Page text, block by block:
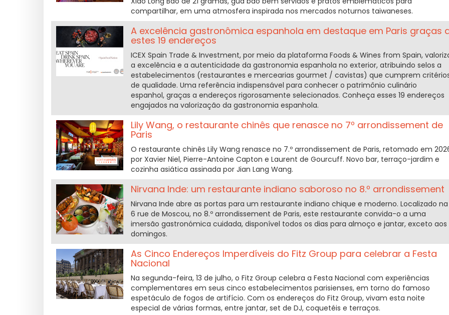
compartilhar, em uma atmosfera inspirada nos mercados noturnos taiwaneses.
A excelência gastronômica espanhola em destaque em Paris graças
estes 19 endereços
ICEX Spain Trade & Investment, por meio da plataforma Foods & Wines from Spain,
a excelência e a autenticidade da gastronomia espanhola no exterior, atribuindo selos a
estabelecimentos (restaurantes e mercearias gourmet / cavistas) que cumprem
de qualidade. Uma referência indispensável para conhecer o patrimônio culinário
espanhol, graças a endereços rigorosamente selecionados. Conheça esses 19 endereços
engajados na valorização da gastronomia espanhola.
Lily Wang, o restaurante chinês que renasce no 7º arrondissement de
Paris
O restaurante chinês Lily Wang renasce no 7.º arrondissement de Paris, retomado em
por Xavier Niel, Pierre-Antoine Capton e Laurent de Gourcuff. Novo bar, terraço-jardim e
cozinha asiática assinada por Jian Lang Wang.
Nirvana Inde: um restaurante indiano saboroso no 8.º arrondissement
Nirvana Inde abre as portas para um restaurante indiano chique e moderno. Localizado na
6 rue de Moscou, no 8.º arrondissement de Paris, este restaurante convida-o a uma
imersão gastronómica cuidada, disponível todos os dias para almoço e jantar, exceto aos
domingos.
As Cinco Endereços Imperdíveis do Fitz Group para celebrar a Festa
Nacional
Na segunda-feira, 13 de julho, o Fitz Group celebra a Festa Nacional com experiências
complementares em seus cinco estabelecimentos parisienses, em torno do famoso
espetáculo de fogos de artifício. Com os endereços do Fitz Group, vivam esta noite
especial de várias formas, entre jantar, set de DJ, coquetéis e terraços.